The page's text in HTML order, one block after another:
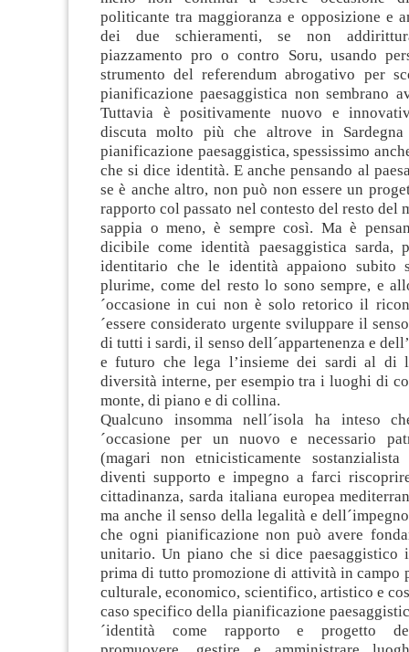
politicante tra maggioranza e opposizione e
dei due schieramenti, se non
piazzamento pro o contro Soru, usando
strumento del referendum abrogativo per
pianificazione paesaggistica non sembrano
Tuttavia è positivamente nuovo e
discuta molto più che altrove in
pianificazione paesaggistica, spessissimo
che si dice identità. E anche pensando al
se è anche altro, non può non essere un
rapporto col passato nel contesto del resto del
sappia o meno, è sempre così. Ma è
dicibile come identità paesaggistica sarda,
identitario che le identità appaiono subito
plurime, come del resto lo sono sempre, e
´occasione in cui non è solo retorico il
´essere considerato urgente sviluppare il
di tutti i sardi, il senso dell´appartenenza e
e futuro che lega l’insieme dei sardi al di
diversità interne, per esempio tra i luoghi di
monte, di piano e di collina.
Qualcuno insomma nell´isola ha inteso
´occasione per un nuovo e necessario
(magari non etnicisticamente
diventi supporto e impegno a farci
cittadinanza, sarda italiana europea
ma anche il senso della legalità e
che ogni pianificazione non può avere
unitario. Un piano che si dice paesaggistico
prima di tutto promozione di attività in campo
culturale, economico, scientifico, artistico e
caso specifico della pianificazione
´identità come rapporto e progetto